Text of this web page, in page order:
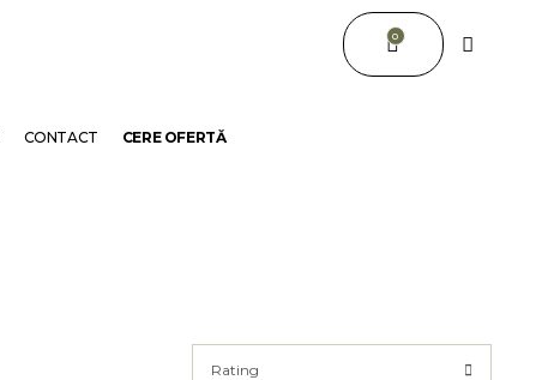
0
CONTACT CERE OFERTĂ
Rating